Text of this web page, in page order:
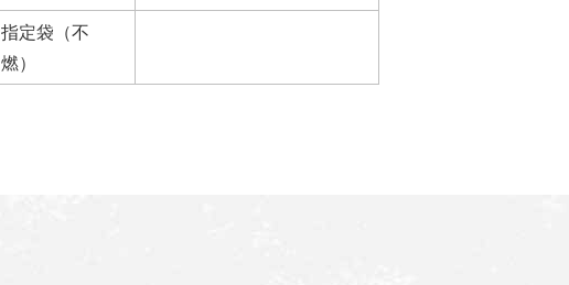
指定袋（不
燃）